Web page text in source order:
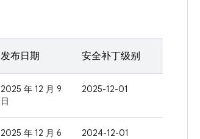
发布日期 安全补丁级别
2025 年 12 月 9
日
2025-12-01
2025 年 12 月 6
2024-12-01